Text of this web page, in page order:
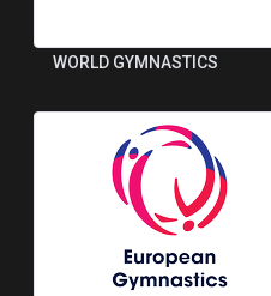
WORLD GYMNASTICS